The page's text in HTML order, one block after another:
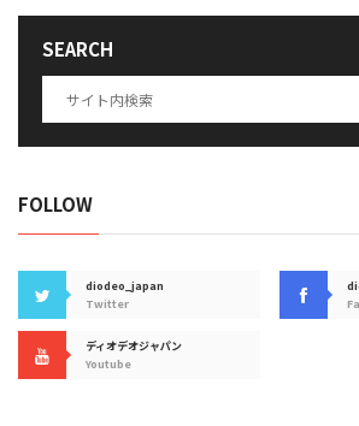
SEARCH
FOLLOW
diodeo_japan
Twitter
ディオデオジャパン
Youtube